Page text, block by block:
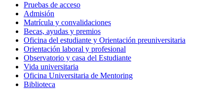
Pruebas de acceso
Admisión
Matrícula y convalidaciones
Becas, ayudas y premios
Oficina del estudiante y Orientación preuniversitaria
Orientación laboral y profesional
Observatorio y casa del Estudiante
Vida universitaria
Oficina Universitaria de Mentoring
Biblioteca